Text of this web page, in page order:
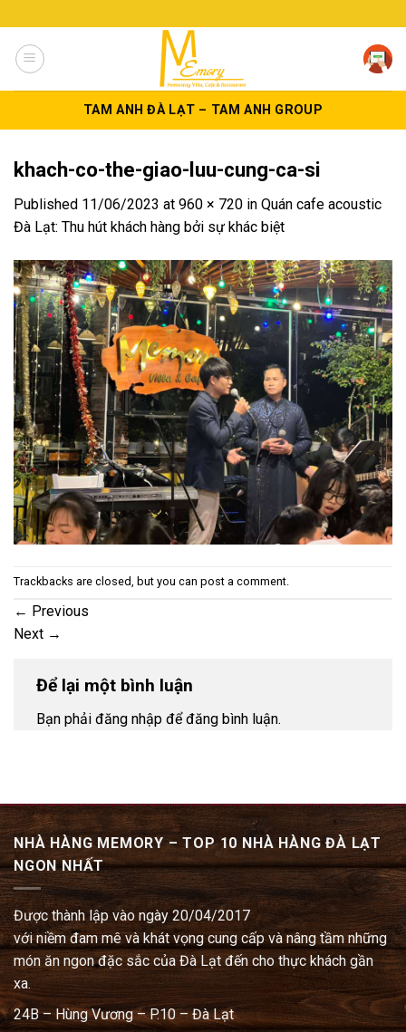
to
content
TAM ANH ĐÀ LẠT – TAM ANH GROUP
khach-co-the-giao-luu-cung-ca-si
Published 11/06/2023 at 960 × 720 in Quán cafe acoustic
Đà Lạt: Thu hút khách hàng bởi sự khác biệt
Trackbacks are closed, but you can post a comment.
← Previous
Next →
Để lại một bình luận
Bạn phải đăng nhập để đăng bình luận.
NHÀ HÀNG MEMORY – TOP 10 NHÀ HÀNG ĐÀ LẠT
NGON NHẤT
Được thành lập vào ngày 20/04/2017
với niềm đam mê và khát vọng cung cấp và nâng tầm những
món ăn ngon đặc sắc của Đà Lạt đến cho thực khách gần
xa.
24B – Hùng Vương – P.10 – Đà Lạt